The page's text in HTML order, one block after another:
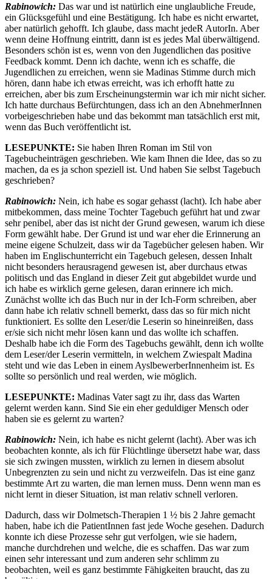
Rabinowich: Das war und ist natürlich eine unglaubliche Freude,
ein Glücksgefühl und eine Bestätigung. Ich habe es nicht erwartet,
aber natürlich gehofft. Ich glaube, dass macht jedeR AutorIn. Aber
wenn deine Hoffnung eintritt, dann ist es jedes Mal überwältigend.
Besonders schön ist es, wenn von den Jugendlichen das positive
Feedback kommt. Denn ich dachte, wenn ich es schaffe, die
Jugendlichen zu erreichen, wenn sie Madinas Stimme durch mich
hören, dann habe ich etwas erreicht, was ich erhofft hatte zu
erreichen, aber bis zum Erscheinungstermin war ich mir nicht sicher.
Ich hatte durchaus Befürchtungen, dass ich an den AbnehmerInnen
vorbeigeschrieben habe und das bekommt man tatsächlich erst mit,
wenn das Buch veröffentlicht ist.
LESEPUNKTE: Sie haben Ihren Roman im Stil von
Tagebucheinträgen geschrieben. Wie kam Ihnen die Idee, das so zu
machen, da es ja schon speziell ist. Und haben Sie selbst Tagebuch
geschrieben?
Rabinowich: Nein, ich habe es sogar gehasst (lacht). Ich habe aber
mitbekommen, dass meine Tochter Tagebuch geführt hat und zwar
sehr penibel, aber das ist nicht der Grund gewesen, warum ich diese
Form gewählt habe. Der Grund ist und war eher die Erinnerung an
meine eigene Schulzeit, dass wir da Tagebücher gelesen haben. Wir
haben im Englischunterricht ein Tagebuch gelesen, dessen Inhalt
nicht besonders herausragend gewesen ist, aber durchaus etwas
politisch und das England in dieser Zeit gut abgebildet wurde und
ich habe es wirklich gerne gelesen, daran erinnere ich mich.
Zunächst wollte ich das Buch nur in der Ich-Form schreiben, aber
dann habe ich relativ schnell bemerkt, dass das so für mich nicht
funktioniert. Es sollte den Leser/die Leserin so hineinreißen, dass
er/sie sich nicht mehr lösen kann und das wollte ich schaffen.
Deshalb habe ich die Form des Tagebuchs gewählt, denn ich wollte
dem Leser/der Leserin vermitteln, in welchem Zwiespalt Madina
steht und wie das Leben in einem AyslbewerberInnenheim ist. Es
sollte so persönlich und real werden, wie möglich.
LESEPUNKTE: Madinas Vater sagt zu ihr, dass das Warten
gelernt werden kann. Sind Sie ein eher geduldiger Mensch oder
haben sie es gelernt zu warten?
Rabinowich: Nein, ich habe es nicht gelernt (lacht). Aber was ich
beobachten konnte, als ich für Flüchtlinge übersetzt habe war, dass
sie sich zwingen mussten, wirklich zu lernen in diesem absolut
Unbegrenzten zu sein und nicht zu verzweifeln. Das ist eine ganz
bestimmte Art zu warten, die man lernen muss. Denn wenn man es
nicht lernt in dieser Situation, ist man relativ schnell verloren.
Dadurch, dass wir Dolmetsch-Therapien 1 ½ bis 2 Jahre gemacht
haben, habe ich die PatientInnen fast jede Woche gesehen. Dadurch
konnte ich diese Prozesse sehr gut verfolgen, wie sie hadern,
manche durchdrehen und welche, die es schaffen. Das war zum
einen sehr interessant und zum anderen sehr schlimm zu
beobachten, weil es ganz bestimmte Fähigkeiten braucht, das zu